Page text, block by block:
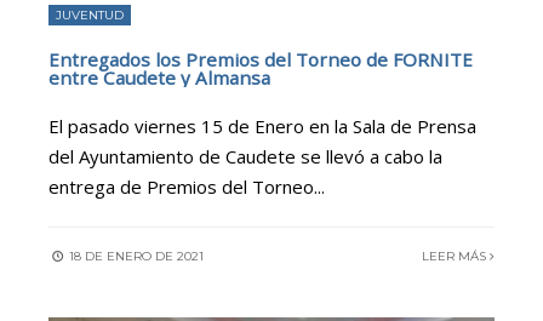
JUVENTUD
Entregados los Premios del Torneo de FORNITE
entre Caudete y Almansa
El pasado viernes 15 de Enero en la Sala de Prensa
del Ayuntamiento de Caudete se llevó a cabo la
entrega de Premios del Torneo...
18 DE ENERO DE 2021 LEER MÁS